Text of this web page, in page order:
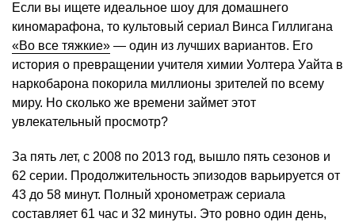
Если вы ищете идеальное шоу для домашнего
киномарафона, то культовый сериал Винса Гиллигана
«Во все тяжкие» — один из лучших вариантов. Его
история о превращении учителя химии Уолтера Уайта в
наркобарона покорила миллионы зрителей по всему
миру. Но сколько же времени займет этот
увлекательный просмотр?
За пять лет, с 2008 по 2013 год, вышло пять сезонов и
62 серии. Продолжительность эпизодов варьируется от
43 до 58 минут. Полный хронометраж сериала
составляет 61 час и 32 минуты. Это ровно один день,